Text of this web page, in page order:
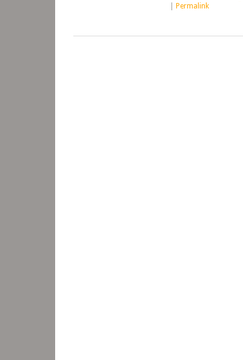
Permalink